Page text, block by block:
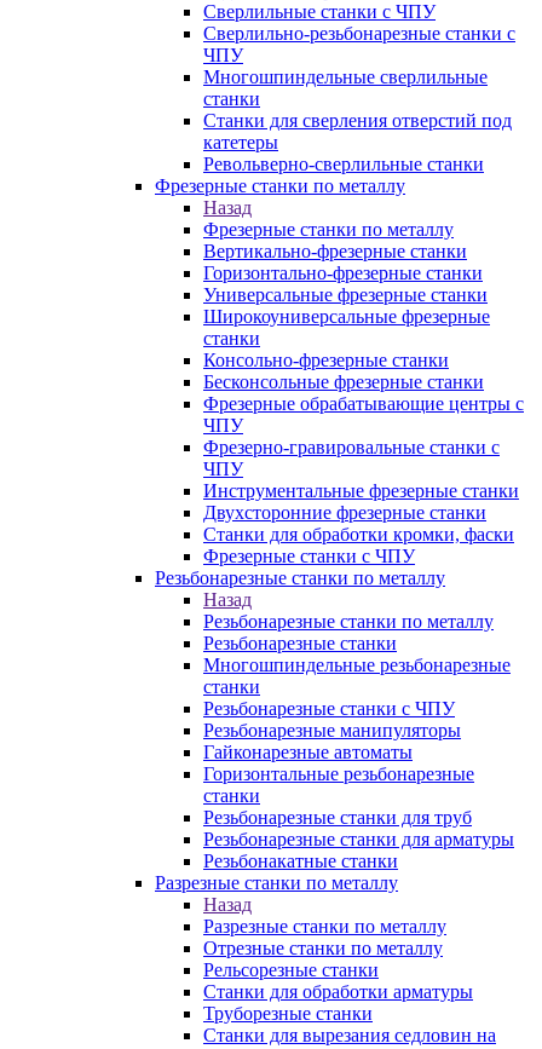
Сверлильные станки с ЧПУ
Сверлильно-резьбонарезные станки с
ЧПУ
Многошпиндельные сверлильные
станки
Станки для сверления отверстий под
катетеры
Револьверно-сверлильные станки
Фрезерные станки по металлу
Назад
Фрезерные станки по металлу
Вертикально-фрезерные станки
Горизонтально-фрезерные станки
Универсальные фрезерные станки
Широкоуниверсальные фрезерные
станки
Консольно-фрезерные станки
Бесконсольные фрезерные станки
Фрезерные обрабатывающие центры с
ЧПУ
Фрезерно-гравировальные станки с
ЧПУ
Инструментальные фрезерные станки
Двухсторонние фрезерные станки
Станки для обработки кромки, фаски
Фрезерные станки с ЧПУ
Резьбонарезные станки по металлу
Назад
Резьбонарезные станки по металлу
Резьбонарезные станки
Многошпиндельные резьбонарезные
станки
Резьбонарезные станки с ЧПУ
Резьбонарезные манипуляторы
Гайконарезные автоматы
Горизонтальные резьбонарезные
станки
Резьбонарезные станки для труб
Резьбонарезные станки для арматуры
Резьбонакатные станки
Разрезные станки по металлу
Назад
Разрезные станки по металлу
Отрезные станки по металлу
Рельсорезные станки
Станки для обработки арматуры
Труборезные станки
Станки для вырезания седловин на